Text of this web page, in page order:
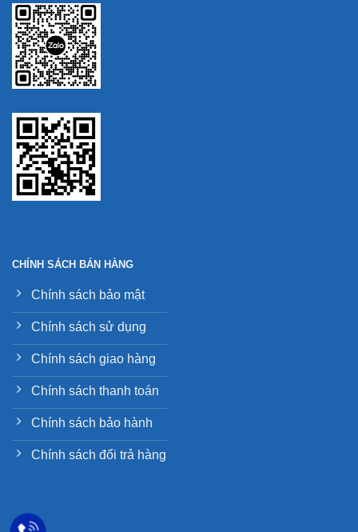
CHÍNH SÁCH BÁN HÀNG
Chính sách bảo mật
Chính sách sử dụng
Chính sách giao hàng
Chính sách thanh toán
Chính sách bảo hành
Chính sách đổi trả hàng